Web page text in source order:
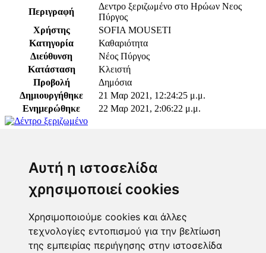
Αυτή η ιστοσελίδα
χρησιμοποιεί cookies
Χρησιμοποιούμε cookies και άλλες
τεχνολογίες εντοπισμού για την βελτίωση
της εμπειρίας περιήγησης στην ιστοσελίδα
Περιγραφή
Δεντρο ξεριζωμένο στο Ηρώων Νεος
Πύργος
Χρήστης
SOFIA MOUSETI
Κατηγορία
Καθαριότητα
Διεύθυνση
Νέος Πύργος
Κατάσταση
Κλειστή
Προβολή
Δημόσια
Δημιουργήθηκε
21 Μαρ 2021, 12:24:25 μ.μ.
Ενημερώθηκε
22 Μαρ 2021, 2:06:22 μ.μ.
Επόπτης